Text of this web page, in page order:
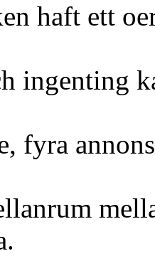
haft ett
ingenting
fyra